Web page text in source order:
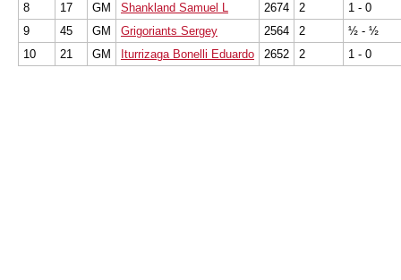
8
17 GM Shankland Samuel L 2674 2
1 - 0
9
45 GM Grigoriants Sergey 2564 2
½ - ½
10
21 GM Iturrizaga Bonelli Eduardo 2652 2 1 - 0